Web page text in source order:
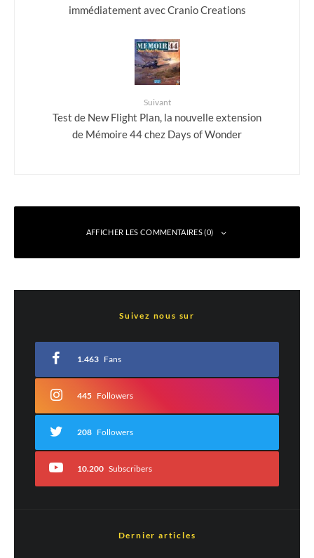
immédiatement avec Cranio Creations
Suivant
Test de New Flight Plan, la nouvelle extension
de Mémoire 44 chez Days of Wonder
AFFICHER LES COMMENTAIRES (0)
*
Commentaire*
Suivez nous sur
1.463 Fans
445 Followers
208 Followers
10.200 Subscribers
Dernier articles